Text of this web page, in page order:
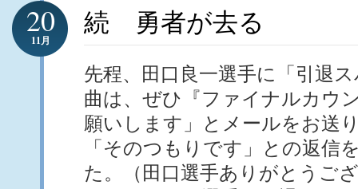
続 勇者が去る
20
11月
先程、田口良一選手に「引退
曲は、ぜひ『ファイナルカウ
願いします」とメールをお送
「そのつもりです」との返信
た。（田口選手ありがとうご